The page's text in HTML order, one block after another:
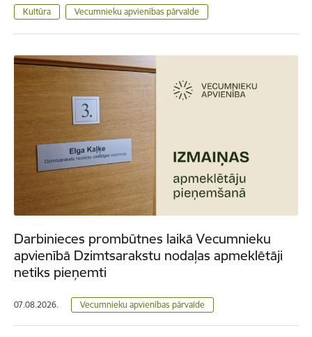
Kultūra Vecumnieku apvienības pārvalde
Darbinieces prombūtnes laikā Vecumnieku
apvienībā Dzimtsarakstu nodaļas apmeklētāji
netiks pieņemti
07.08.2026. Vecumnieku apvienības pārvalde